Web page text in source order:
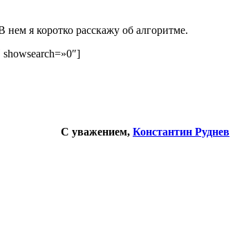
я коротко расскажу об алгоритме.
С уважением, Константин Руднев